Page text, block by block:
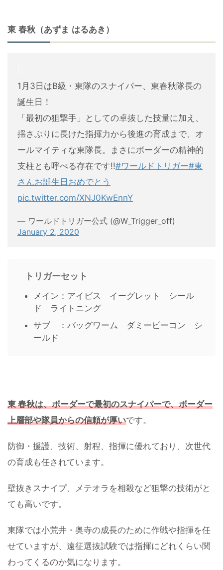
東 春秋（あずま はるあき）
1月3日はB級・東隊のスナイパー、東春秋隊長の
誕生日！
「最初の狙撃手」としての卓抜した技量に加え、
揺さぶりに長けた指揮力から後進の育成まで、オ
ールマイティな東隊長。まさにボーダーの精神的
支柱とも呼べる存在です!!#ワールドトリガー#東
さんお誕生日おめでとう
pic.twitter.com/XNJ0KwEnnY
— ワールドトリガー公式 (@W_Trigger_off)
January 2, 2020
トリガーセット
メイン：アイビス イーグレット シール
ド ライトニング
サブ ：バッグワーム ダミービーコン シ
ールド
東 春秋は、ボーダーで最初のスナイパーで、ボーダー
上層部や隊員からの信頼が厚いです。
防御・援護、技術、射程、指揮に優れており、次世代
の育成も任されています。
壁抜きスナイプ、メテオラを相殺など狙撃の技術がと
ても高いです。
東隊では小荒井・奥寺の成長のために作戦や指揮を任
せていますが、遠征選抜試験では指揮にどれくらい関
わってくるのか気になります。